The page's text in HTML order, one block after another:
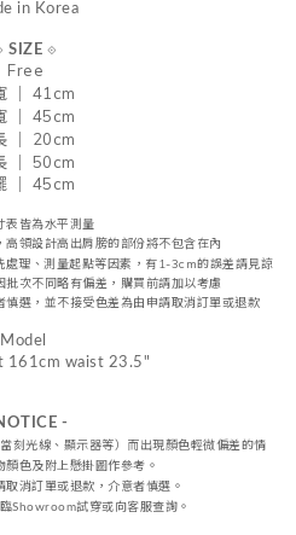
in Korea
SIZE ⟐
Free
｜ 41 cm
｜ 45cm
｜ 20cm
｜ 50cm
｜ 45cm
皆為水平測量
高領設計高出肩膀的部份將不包含在內
理、測量起點等因素， 有1-3cm的誤差請見諒
次不同略有偏差，購買前請加以考慮
選， 並不接受色差為由申請取消訂單或退款
Model
161cm waist 23.5"
-
刻光線、 顯示器等 ）而出現顏色輕微偏差的情
顏色及附上懸掛圖作參考。
取消訂單或退款，介意者慎選。
Showroom試穿或向客服查詢。